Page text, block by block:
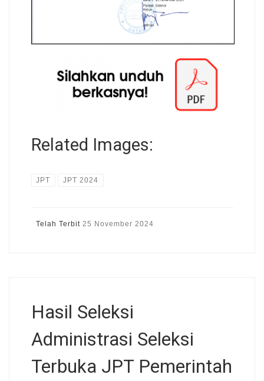
Related Images:
JPT JPT 2024
Telah Terbit 25 November 2024
Hasil Seleksi
Administrasi Seleksi
Terbuka JPT Pemerintah